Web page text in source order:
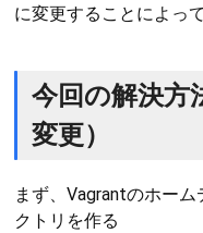
に変更することによっ
今回の解決方
変更）
まず、Vagrantのホー
クトリを作る